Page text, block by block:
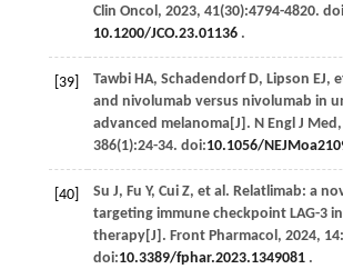
Clin Oncol, 2023, 41(30):4794-4820.
10.1200/JCO.23.01136.
[39] Tawbi HA, Schadendorf D, Lipson EJ,
and nivolumab versus nivolumab in
advanced melanoma[J]. N Engl J Med,
386(1):24-34. doi:10.1056/
[40] Su J, Fu Y, Cui Z, et al. Relatlimab: a
targeting immune checkpoint LAG-3
therapy[J]. Front Pharmacol, 2024, 14
doi:10.3389/fphar.2023.1349081.